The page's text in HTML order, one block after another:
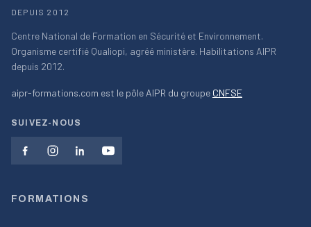
DEPUIS 2012
Centre National de Formation en Sécurité et Environnement.
Organisme certifié Qualiopi, agréé ministère. Habilitations AIPR
depuis 2012.
aipr-formations.com est le pôle AIPR du groupe CNFSE
SUIVEZ-NOUS
FORMATIONS